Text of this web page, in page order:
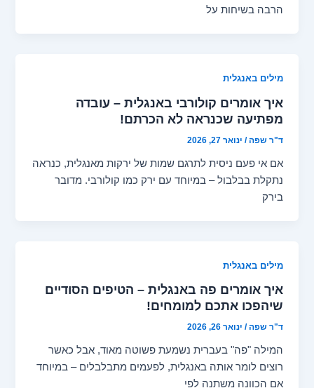
הרבה בשיחות על
מילים באנגלית
איך אומרים קולורבי באנגלית – עובדה
מפתיעה שכנראה לא הכרתם!
ד"ר שפה/ ינואר 27, 2026
אם אי פעם ניסית לתרגם שמות של ירקות מאנגלית, כנראה
נתקלת בבלבול – במיוחד עם ירק כמו קולורבי. מדובר
בירק
מילים באנגלית
איך אומרים פה באנגלית – הטיפים הסודיים
שיהפכו אתכם למומחים!
ד"ר שפה/ ינואר 26, 2026
המילה "פה" בעברית נשמעת פשוטה מאוד, אבל כאשר
רוצים לומר אותה באנגלית, לפעמים מתבלבלים – במיוחד
אם הכוונה משתנה לפי